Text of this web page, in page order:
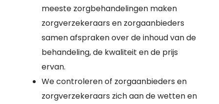
meeste zorgbehandelingen maken
zorgverzekeraars en zorgaanbieders
samen afspraken over de inhoud van de
behandeling, de kwaliteit en de prijs
ervan.
We controleren of zorgaanbieders en
zorgverzekeraars zich aan de wetten en